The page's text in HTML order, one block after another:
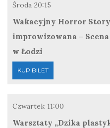
Wakacyjny Horror
improwizowana –
w Łodzi
Środa 20:15
KUP BILET
Warsztaty „Dzika
Czwartek 11:00